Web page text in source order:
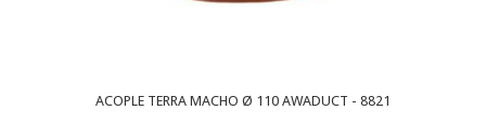
ACOPLE TERRA MACHO Ø 110 AWADUCT - 8821